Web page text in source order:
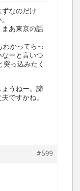
なのだけ
あ東京の話
かってらっ
ーと言いつ
っ込みたく
ょうねー。諦
ですかね。
#599